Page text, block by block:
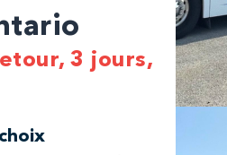
3 jours,